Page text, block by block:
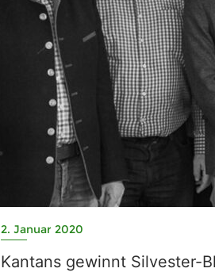
2. Januar 2020
Kantans gewinnt Silvester-